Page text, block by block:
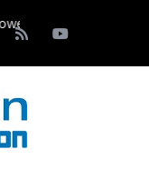
those living on the